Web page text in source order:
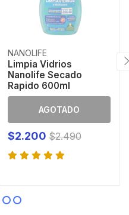
NANOLIFE
Limpia Vidrios
Nanolife Secado
Rapido 600ml
AGOTADO
$2.200 $2.490